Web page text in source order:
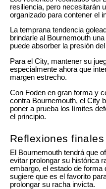
resiliencia, pero necesitarán
organizado para contener el
La temprana tendencia
brindarle al Bournemouth
puede absorber la presión
Para el City, mantener su
especialmente ahora que
margen estrecho.
Con Foden en gran forma y
contra Bournemouth, el City
poner a prueba los límites
el principio.
Reflexiones finales
El Bournemouth tendrá que
evitar prolongar su histórica
embargo, el estado de forma
sugiere que es el favorito
prolongar su racha invicta.